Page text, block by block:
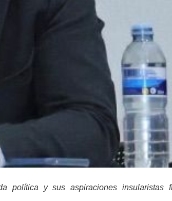
política y sus aspiraciones insularistas